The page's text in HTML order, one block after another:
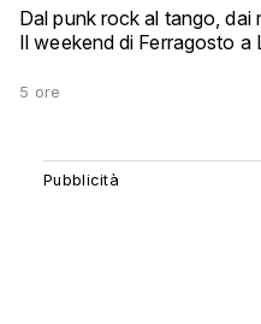
Dal punk rock al tango, dai
Il weekend di Ferragosto a
5 ore